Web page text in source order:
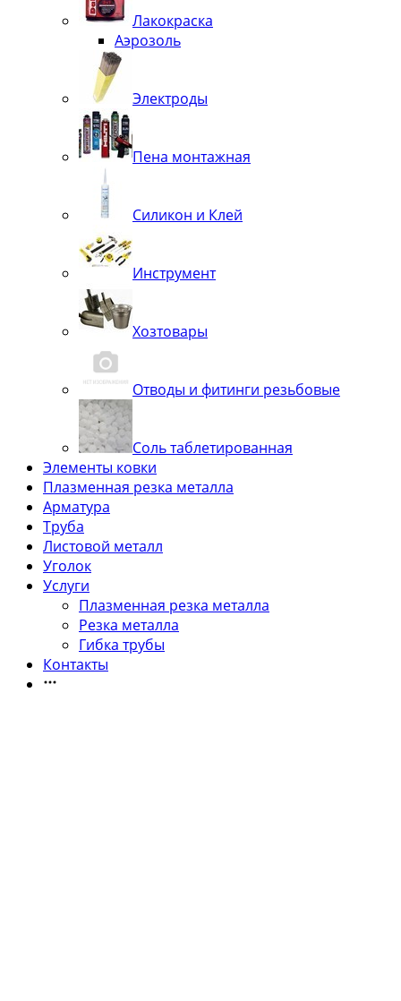
Лакокраска
Аэрозоль
Электроды
Пена монтажная
Силикон и Клей
Инструмент
Хозтовары
Отводы и фитинги резьбовые
Соль таблетированная
Элементы ковки
Плазменная резка металла
Арматура
Труба
Листовой металл
Уголок
Услуги
Плазменная резка металла
Резка металла
Гибка трубы
Контакты